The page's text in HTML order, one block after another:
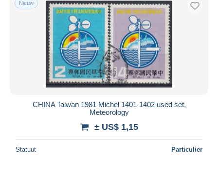
Gratis levering
Betaalmiddelen
PayPal
Bankoverschrijving
Visa
Mastercard
iDeal
Woonplaats van de verkoper
Nieuw
CHINA Taiwan 1981 Michel 1401-1402 used set,
Meteorology
± US$ 1,15
Statuut Particulier